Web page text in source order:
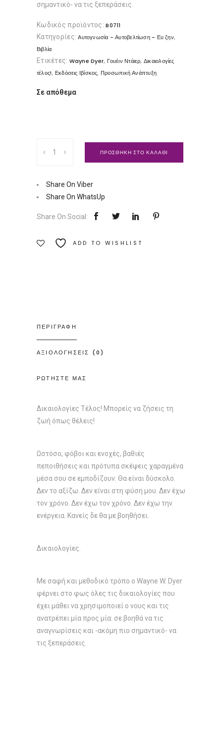
σημαντικό- να τις ξεπεράσεις.
Κωδικός προϊόντος:B0711
Κατηγορίες:Αυτογνωσία - Αυτοβελτίωση - Ευ ζην,
Βιβλία
Ετικέτες: Wayne Dyer, Γουέιν Ντάιερ,Δικαιολογίες
τέλος!, Εκδόσεις Ιβίσκος, Προσωπική Ανάπτυξη
Σε απόθεμα
ΤΕΛΟΣ!
Εκδόσεις
Ιβίσκος
ΠΡΟΣΘΗΚΗ ΣΤΟ ΚΑΛΑΘΙ
Share On Viber
Share On WhatsUp
Share On Social:
ADD TO WISHLIST
ΠΕΡΙΓΡΑΦΗ
ΑΞΙΟΛΟΓΗΣΕΙΣ (0)
ΡΩΤΗΣΤΕ ΜΑΣ
Δικαιολογίες Τέλος! Μπορείς να ζήσεις τη
ζωή όπως θέλεις!
Ωστόσο, φόβοι και ενοχές, βαθιές
πεποιθήσεις και πρότυπα σκέψεις χαραγμένα
μέσα σου σε εμποδίζουν: Θα είναι δύσκολο.
Δεν το αξίζω. Δεν είναι στη φύση μου. Δεν έχω
τον χρόνο. Δεν έχω τον χρόνο. Δεν έχω την
ενέργεια. Κανείς δε θα με βοηθήσει.
Δικαιολογίες.
Με σαφή και μεθοδικό τρόπο ο Wayne W. Dyer
φέρνει στο φως όλες τις δικαιολογίες που
έχει μάθει να χρησιμοποιεί ο νους και τις
ανατρέπει μία προς μία: σε βοηθά να τις
αναγνωρίσεις και -ακόμη πιο σημαντικό- να
τις ξεπεράσεις.